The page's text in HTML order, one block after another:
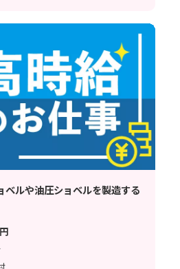
ベルや油圧ショベルを製造する
円